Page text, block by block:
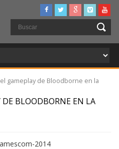
gameplay de Bloodborne en la
BLOODBORNE EN LA